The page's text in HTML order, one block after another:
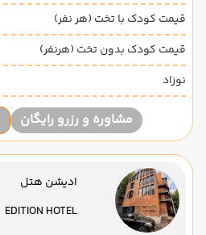
قیمت کودک با تخت (هر نفر)
قیمت کودک بدون تخت (هرنفر)
نوزاد
مشاوره و رزرو رایگان
ادیشن هتل
EDITION HOTEL